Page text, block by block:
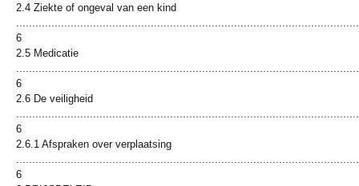
2.4 Ziekte of ongeval van een kind
6
2.5 Medicatie
6
2.6 De veiligheid
6
2.6.1 Afspraken over verplaatsing
6